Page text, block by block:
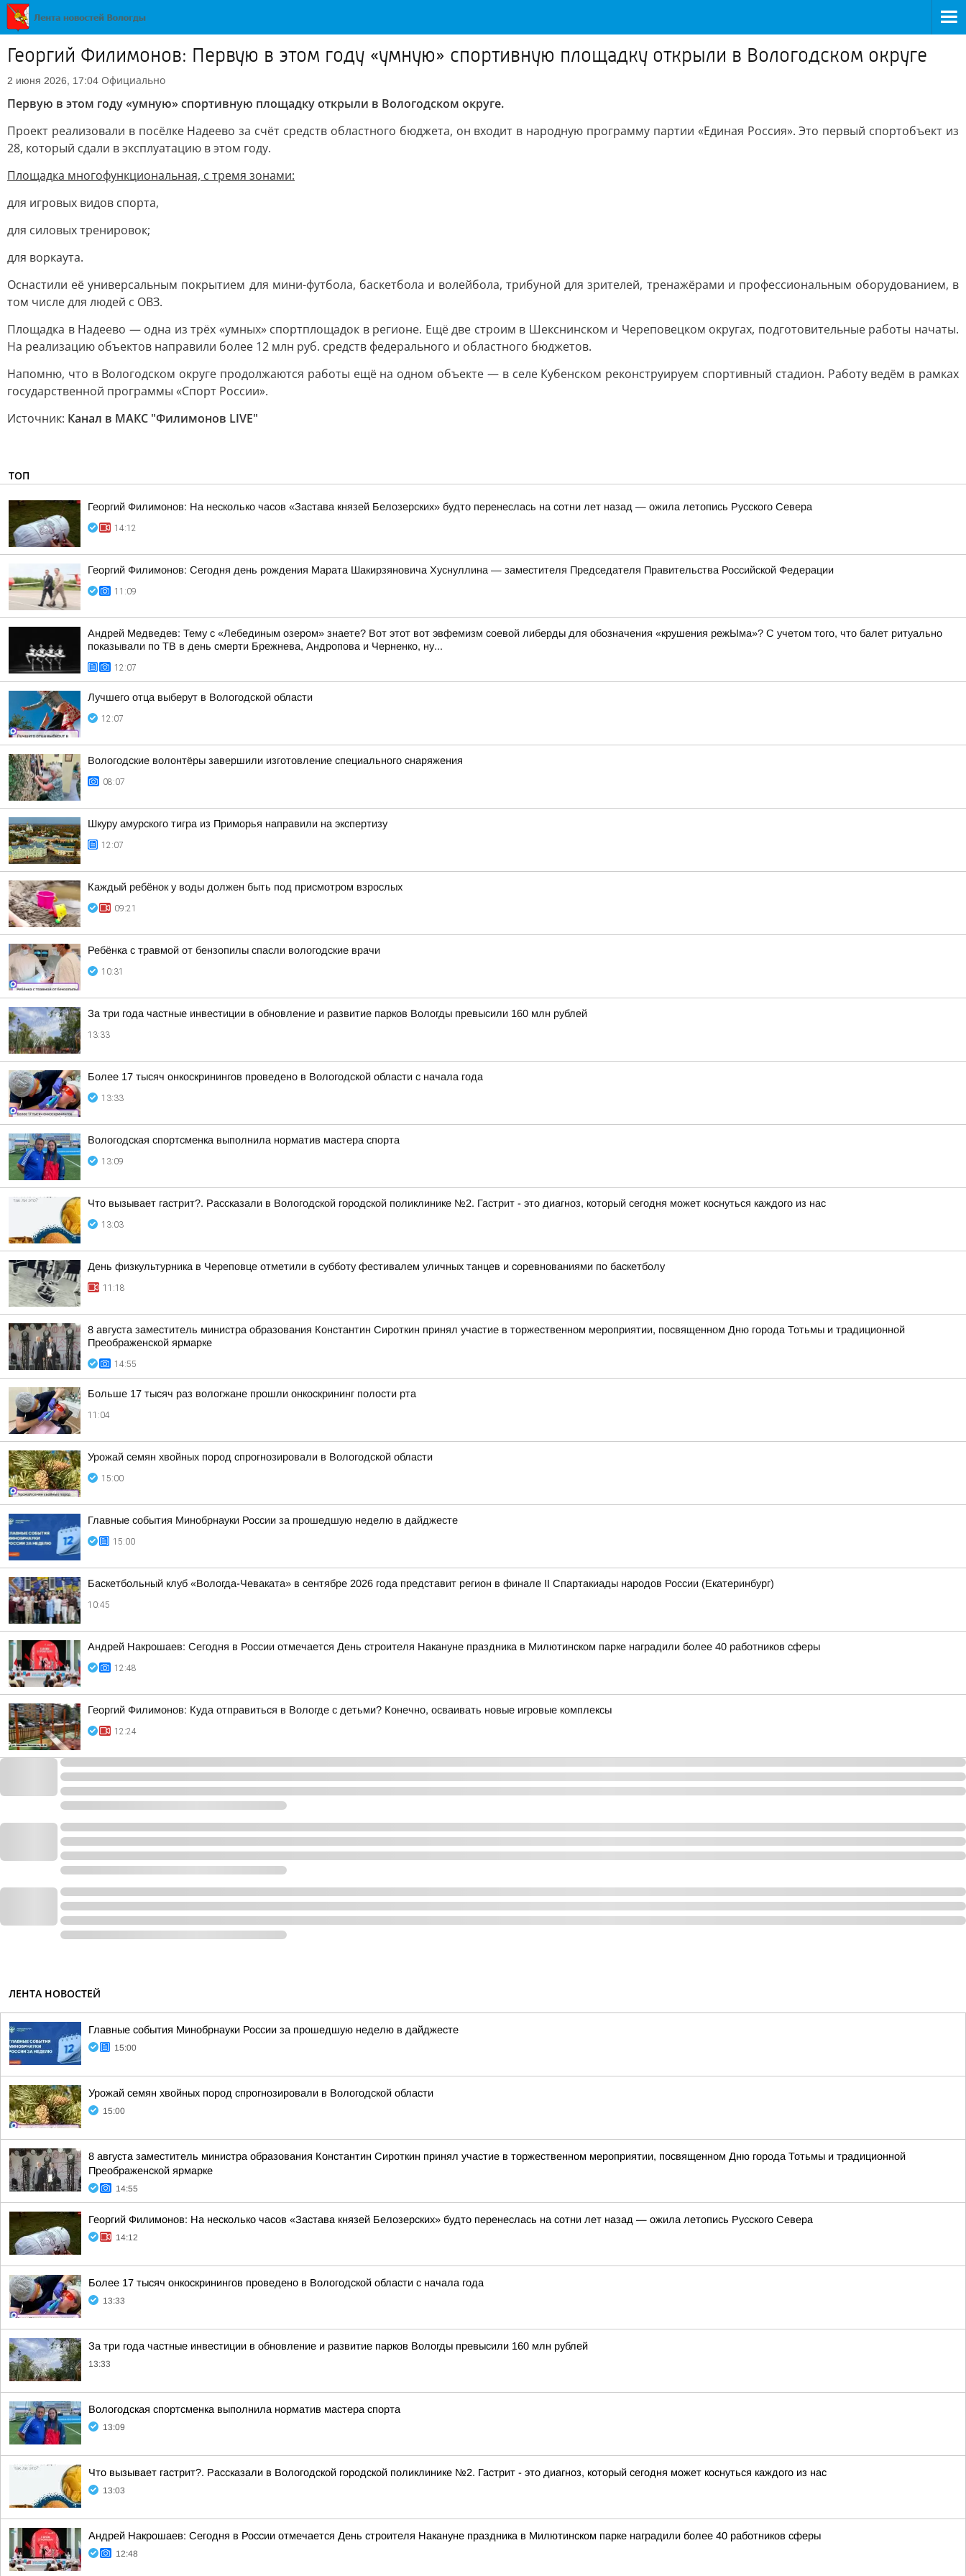
Георгий Филимонов: Первую в этом году «умную» спортивную площадку открыли в Вологодском округе
2 июня 2026, 17:04 Официально
Первую в этом году «умную» спортивную площадку открыли в Вологодском округе.
Проект реализовали в посёлке Надеево за счёт средств областного бюджета, он входит в народную программу партии «Единая Россия». Это первый спортобъект из
28, который сдали в эксплуатацию в этом году.
Площадка многофункциональная, с тремя зонами:
для игровых видов спорта,
для силовых тренировок;
для воркаута.
Оснастили её универсальным покрытием для мини-футбола, баскетбола и волейбола, трибуной для зрителей, тренажёрами и профессиональным оборудованием, в
том числе для людей с ОВЗ.
Площадка в Надеево — одна из трёх «умных» спортплощадок в регионе. Ещё две строим в Шекснинском и Череповецком округах, подготовительные работы начаты.
На реализацию объектов направили более 12 млн руб. средств федерального и областного бюджетов.
Напомню, что в Вологодском округе продолжаются работы ещё на одном объекте — в селе Кубенском реконструируем спортивный стадион. Работу ведём в рамках
государственной программы «Спорт России».
Источник: Канал в МАКС "Филимонов LIVE"
ТОП
Георгий Филимонов: На несколько часов «Застава князей Белозерских» будто перенеслась на сотни лет назад — ожила летопись Русского Севера
14:12
Георгий Филимонов: Сегодня день рождения Марата Шакирзяновича Хуснуллина — заместителя Председателя Правительства Российской Федерации
11:09
Андрей Медведев: Тему с «Лебединым озером» знаете? Вот этот вот эвфемизм соевой либерды для обозначения «крушения режЫма»? С учетом того, что балет ритуально
показывали по ТВ в день смерти Брежнева, Андропова и Черненко, ну...
12:07
Лучшего отца выберут в Вологодской области
12:07
Вологодские волонтёры завершили изготовление специального снаряжения
08:07
Шкуру амурского тигра из Приморья направили на экспертизу
12:07
Каждый ребёнок у воды должен быть под присмотром взрослых
09:21
Ребёнка с травмой от бензопилы спасли вологодские врачи
10:31
За три года частные инвестиции в обновление и развитие парков Вологды превысили 160 млн рублей
13:33
Более 17 тысяч онкоскринингов проведено в Вологодской области с начала года
13:33
Вологодская спортсменка выполнила норматив мастера спорта
13:09
Что вызывает гастрит?. Рассказали в Вологодской городской поликлинике №2. Гастрит - это диагноз, который сегодня может коснуться каждого из нас
13:03
День физкультурника в Череповце отметили в субботу фестивалем уличных танцев и соревнованиями по баскетболу
11:18
8 августа заместитель министра образования Константин Сироткин принял участие в торжественном мероприятии, посвященном Дню города Тотьмы и традиционной
Преображенской ярмарке
14:55
Больше 17 тысяч раз вологжане прошли онкоскрининг полости рта
11:04
Урожай семян хвойных пород спрогнозировали в Вологодской области
15:00
Главные события Минобрнауки России за прошедшую неделю в дайджесте
15:00
Баскетбольный клуб «Вологда-Чеваката» в сентябре 2026 года представит регион в финале II Спартакиады народов России (Екатеринбург)
10:45
Андрей Накрошаев: Сегодня в России отмечается День строителя Накануне праздника в Милютинском парке наградили более 40 работников сферы
12:48
Георгий Филимонов: Куда отправиться в Вологде с детьми? Конечно, осваивать новые игровые комплексы
12:24
ЛЕНТА НОВОСТЕЙ
Главные события Минобрнауки России за прошедшую неделю в дайджесте
15:00
Урожай семян хвойных пород спрогнозировали в Вологодской области
15:00
8 августа заместитель министра образования Константин Сироткин принял участие в торжественном мероприятии, посвященном Дню города Тотьмы и традиционной
Преображенской ярмарке
14:55
Георгий Филимонов: На несколько часов «Застава князей Белозерских» будто перенеслась на сотни лет назад — ожила летопись Русского Севера
14:12
Более 17 тысяч онкоскринингов проведено в Вологодской области с начала года
13:33
За три года частные инвестиции в обновление и развитие парков Вологды превысили 160 млн рублей
13:33
Вологодская спортсменка выполнила норматив мастера спорта
13:09
Что вызывает гастрит?. Рассказали в Вологодской городской поликлинике №2. Гастрит - это диагноз, который сегодня может коснуться каждого из нас
13:03
Андрей Накрошаев: Сегодня в России отмечается День строителя Накануне праздника в Милютинском парке наградили более 40 работников сферы
12:48